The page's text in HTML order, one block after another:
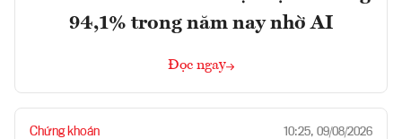
94,1% trong năm nay nhờ AI
Đọc ngay
Chứng khoán 10:25, 09/08/2026